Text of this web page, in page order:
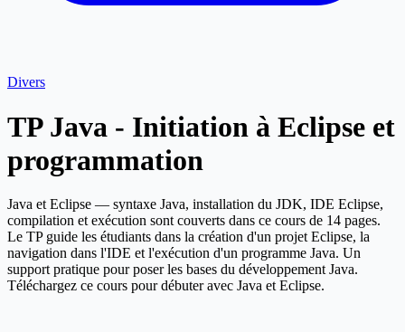
Divers
TP Java - Initiation à Eclipse et
programmation
Java et Eclipse — syntaxe Java, installation du JDK, IDE Eclipse,
compilation et exécution sont couverts dans ce cours de 14 pages.
Le TP guide les étudiants dans la création d'un projet Eclipse, la
navigation dans l'IDE et l'exécution d'un programme Java. Un
support pratique pour poser les bases du développement Java.
Téléchargez ce cours pour débuter avec Java et Eclipse.